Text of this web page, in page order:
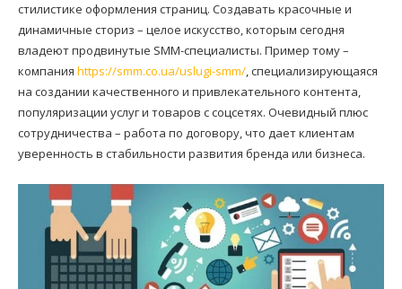
стилистике оформления страниц. Создавать красочные и
динамичные сториз – целое искусство, которым сегодня
владеют продвинутые SMM-специалисты. Пример тому –
компания https://smm.co.ua/uslugi-smm/, специализирующаяся
на создании качественного и привлекательного контента,
популяризации услуг и товаров с соцсетях. Очевидный плюс
сотрудничества – работа по договору, что дает клиентам
уверенность в стабильности развития бренда или бизнеса.